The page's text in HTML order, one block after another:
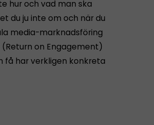
hur och vad man ska
du ju inte om och när du
media-marknadsföring
on Engagement)
få har verkligen konkreta